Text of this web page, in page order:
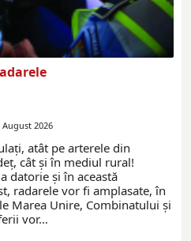
2026
atât pe arterele din
cât şi în mediul rural!
datorie și în această
radarele vor fi amplasate, în
Marea Unire, Combinatului și
vor…